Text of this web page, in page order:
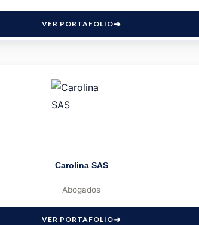
VER PORTAFOLIO
Carolina SAS
Abogados
VER PORTAFOLIO